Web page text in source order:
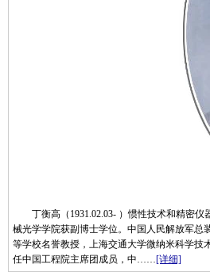
丁衡高（1931.02.03- ）惯性技术和精密仪
械光学学院获副博士学位。中国人民解放军总
等学校名誉教授，上海交通大学微纳米科学技
任中国工程院主席团成员，中……[详细]